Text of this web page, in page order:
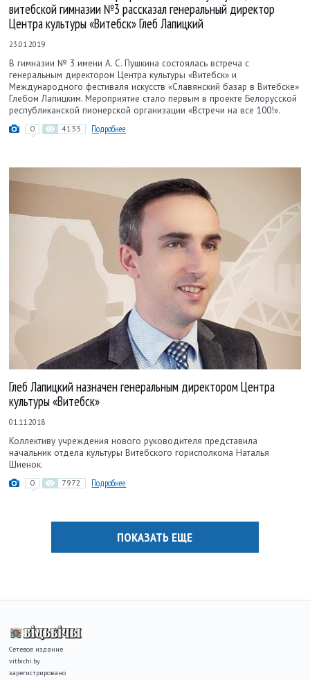
витебской гимназии №3 рассказал генеральный директор
Центра культуры «Витебск» Глеб Лапицкий
23.01.2019
В гимназии № 3 имени А. С. Пушкина состоялась встреча с
генеральным директором Центра культуры «Витебск» и
Международного фестиваля искусств «Славянский базар в Витебске»
Глебом Лапицким. Мероприятие стало первым в проекте Белорусской
республиканской пионерской организации «Встречи на все 100!».
0 4133 Подробнее
Глеб Лапицкий назначен генеральным директором Центра
культуры «Витебск»
01.11.2018
Коллективу учреждения нового руководителя представила
начальник отдела культуры Витебского горисполкома Наталья
Шиенок.
0 7972 Подробнее
ПОКАЗАТЬ ЕЩЕ
Сетевое издание
vitbichi.by
зарегистрировано